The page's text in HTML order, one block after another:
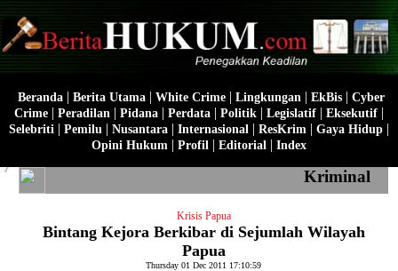
Beranda| Berita Utama| White Crime| Lingkungan | EkBis| Cyber
Crime | Peradilan | Pidana | Perdata | Politik | Legislatif | Eksekutif |
Selebriti | Pemilu | Nusantara | Internasional | ResKrim | Gaya Hidup |
Opini Hukum | Profil | Editorial | Index
Kriminal
Krisis Papua
Bintang Kejora Berkibar di Sejumlah Wilayah
Papua
Thursday 01 Dec 2011 17:10:59